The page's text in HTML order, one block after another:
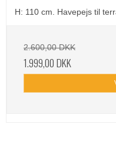
H: 110 cm. Havepejs til
2.600,00 DKK
1.999,00 DKK